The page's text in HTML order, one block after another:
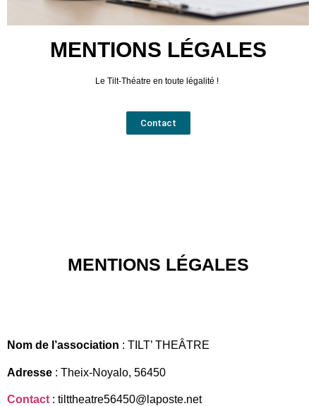
MENTIONS LÉGALES
Le Tilt-Théatre en toute légalité !
Contact
MENTIONS LÉGALES
Nom de l’association : TILT’ THEÂTRE
Adresse : Theix-Noyalo, 56450
Contact : tilttheatre56450@laposte.net